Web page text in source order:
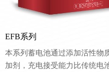
EFB系列
本系列蓄电池通过添加活性物
加剂，充电接受能力比传统电